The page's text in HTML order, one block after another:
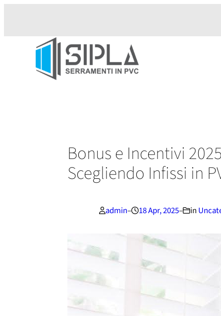
Bonus e Incentivi
Scegliendo Infissi in
admin– 18 Apr, 2025– in